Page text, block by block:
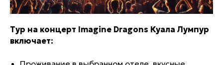
Тур на концерт Imagine Dragons Куала Лумпур
включает: